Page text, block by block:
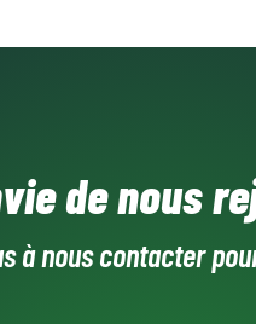
de nous
à nous contacter